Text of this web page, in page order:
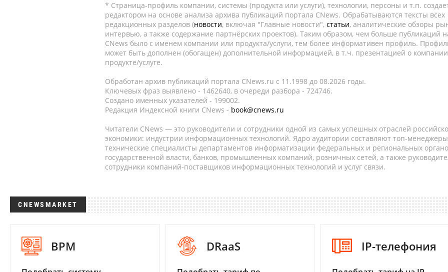
* Страница-профиль компании, системы (продукта или услуги), технологии, персоны и т.п.
редактором на основе анализа архива публикаций портала CNews. Обрабатываются тексты всех
редакционных разделов (новости, включая "Главные новости", статьи, аналитические обзоры
интервью, а также содержание партнёрских проектов). Таким образом, чем больше публикаций
CNews было с именем компании или продукта/услуги, тем более информативен профиль.
может быть дополнен (обогащен) дополнительной информацией, в т.ч. презентацией о
продукте/услуге.
Обработан архив публикаций портала CNews.ru c 11.1998 до 08.2026 годы.
Ключевых фраз выявлено - 1462640, в очереди разбора - 724746.
Создано именных указателей - 199002.
Редакция Индексной книги CNews - book@cnews.ru
Читатели CNews — это руководители и сотрудники одной из самых успешных отраслей
экономики: индустрии информационных технологий. Ядро аудитории составляют топ-
технические специалисты департаментов информатизации федеральных и региональных
государственной власти, банков, промышленных компаний, розничных сетей, а также
сотрудники компаний-поставщиков информационных технологий и услуг связи.
CNEWSMARKET
BPM DRaaS IP-телефония